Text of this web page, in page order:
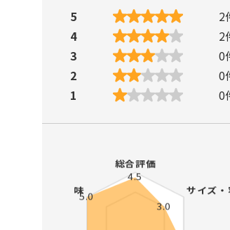
5 2
4
2
3
0
2
0
1
0